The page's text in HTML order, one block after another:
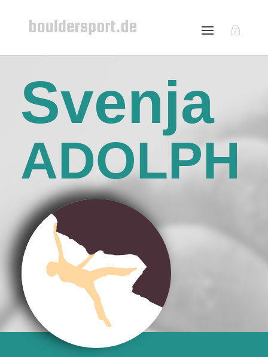
Svenja
ADOLPH